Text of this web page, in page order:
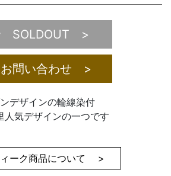
SOLDOUT >
問い合わせ >
デザインの輪線染付
人気デザインの一つです
ィーク商品について >